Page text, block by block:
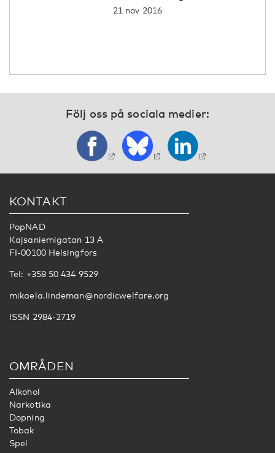
21 nov 2016
Följ oss på sociala medier:
KONTAKT
PopNAD
Kajsaniemigatan 13 A
FI-00100 Helsingfors
Tel: +358 50 434 9529
mikaela.lindeman@nordicwelfare.org
ISSN 2984-2719
OMRÅDEN
Alkohol
Narkotika
Dopning
Tobak
Spel